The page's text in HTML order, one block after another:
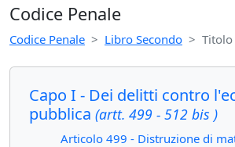
Codice Penale
Codice Penale Libro Secondo
Capo I - Dei delitti contro
pubblica (artt. 499 - 512 bis )
Articolo 499 - Distruzione di